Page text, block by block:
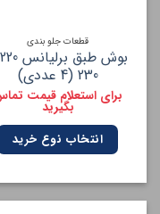
قطعات جلو بندی
بوش طبق برلیانس 220 و
230 (4 عددی)
برای استعلام قیمت تماس
بگیرید
انتخاب نوع خرید